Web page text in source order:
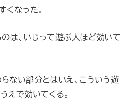
くなった。
は、いじって遊ぶ人ほど効いて
ない部分とはいえ、こういう遊
えで効いてくる。